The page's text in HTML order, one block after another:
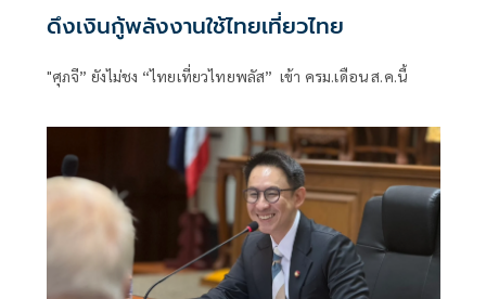
ดึงเงินกู้พลังงานใช้ไทยเที่ยวไทย
"ศุภจี” ยังไม่ชง “ไทยเที่ยวไทยพลัส” เข้า ครม.เดือน ส.ค.นี้